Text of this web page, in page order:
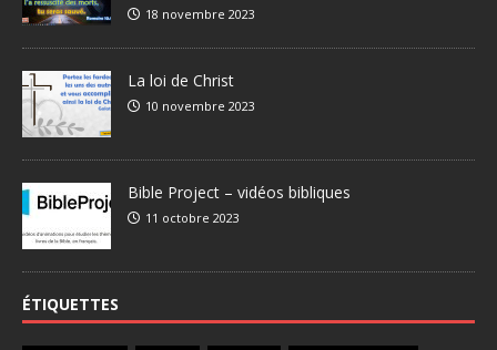
18 novembre 2023
La loi de Christ
10 novembre 2023
Bible Project – vidéos bibliques
11 octobre 2023
ÉTIQUETTES